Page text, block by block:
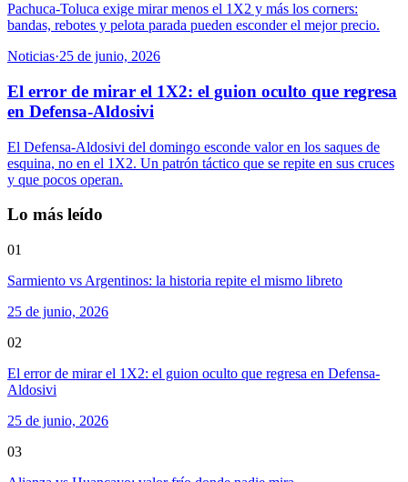
Pachuca-Toluca exige mirar menos el 1X2 y más los corners:
bandas, rebotes y pelota parada pueden esconder el mejor precio.
Noticias·25 de junio, 2026
El error de mirar el 1X2: el guion oculto que regresa
en Defensa-Aldosivi
El Defensa-Aldosivi del domingo esconde valor en los saques de
esquina, no en el 1X2. Un patrón táctico que se repite en sus cruces
y que pocos operan.
Lo más leído
01
Sarmiento vs Argentinos: la historia repite el mismo libreto
25 de junio, 2026
02
El error de mirar el 1X2: el guion oculto que regresa en Defensa-
Aldosivi
25 de junio, 2026
03